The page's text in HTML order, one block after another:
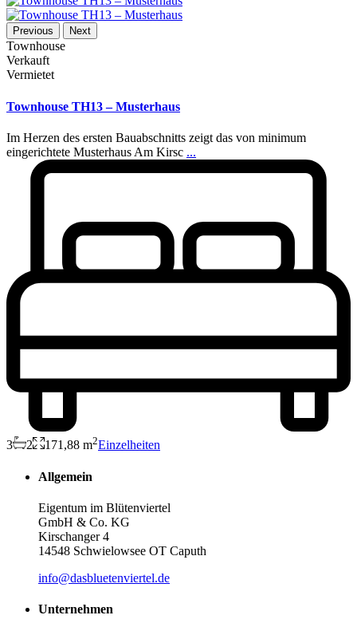
Previous Next
Townhouse
Verkauft
Vermietet
Townhouse TH13 – Musterhaus
Im Herzen des ersten Bauabschnitts zeigt das von minimum
eingerichtete Musterhaus Am Kirsc ...
3 2 171,88 m2Einzelheiten
Allgemein
Eigentum im Blütenviertel
GmbH & Co. KG
Kirschanger 4
14548 Schwielowsee OT Caputh
info@dasbluetenviertel.de
Unternehmen